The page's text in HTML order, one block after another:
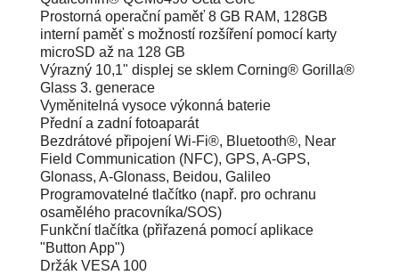
Prostorná operační paměť 8 GB RAM, 128GB
interní paměť s možností rozšíření pomocí karty
microSD až na 128 GB
Výrazný 10,1" displej se sklem Corning® Gorilla®
Glass 3. generace
Vyměnitelná vysoce výkonná baterie
Přední a zadní fotoaparát
Bezdrátové připojení Wi-Fi®, Bluetooth®, Near
Field Communication (NFC), GPS, A-GPS,
Glonass, A-Glonass, Beidou, Galileo
Programovatelné tlačítko (např. pro ochranu
osamělého pracovníka/SOS)
Funkční tlačítka (přiřazená pomocí aplikace
"Button App")
Držák VESA 100